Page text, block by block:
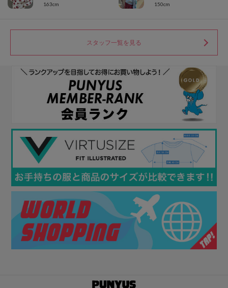
163cm
150cm
スタッフ一覧を見る